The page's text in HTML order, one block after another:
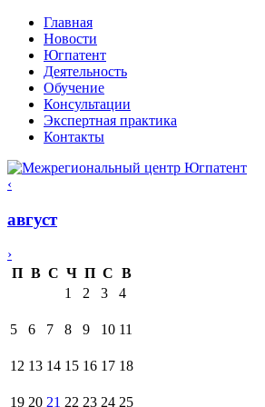
Главная
Новости
Югпатент
Деятельность
Обучение
Консультации
Экспертная практика
Контакты
‹
август
›
П В С Ч П С В
1
2 3 4
5 6 7 8 9 10 11
12 13 14 15 16 17 18
19 20 21 22 23 24 25